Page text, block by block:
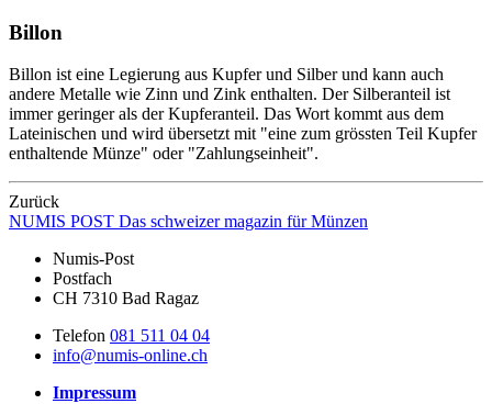
Billon
Billon ist eine Legierung aus Kupfer und Silber und kann auch
andere Metalle wie Zinn und Zink enthalten. Der Silberanteil ist
immer geringer als der Kupferanteil. Das Wort kommt aus dem
Lateinischen und wird übersetzt mit "eine zum grössten Teil Kupfer
enthaltende Münze" oder "Zahlungseinheit".
Zurück
NUMIS POST Das schweizer magazin für Münzen
Numis-Post
Postfach
CH 7310 Bad Ragaz
Telefon 081 511 04 04
info@numis-online.ch
Impressum